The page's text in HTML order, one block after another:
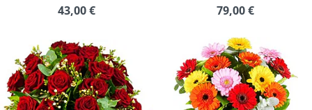
43,00€
79,00€